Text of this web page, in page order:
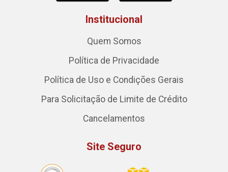
Institucional
Quem Somos
Política de Privacidade
Política de Uso e Condições Gerais
Para Solicitação de Limite de Crédito
Cancelamentos
Site Seguro